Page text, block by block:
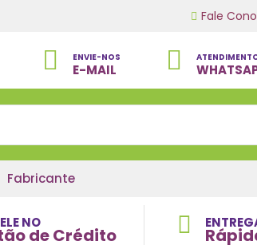
Fale
ENVIE-NOS
E-MAIL
Fabricante
NO
de Crédito